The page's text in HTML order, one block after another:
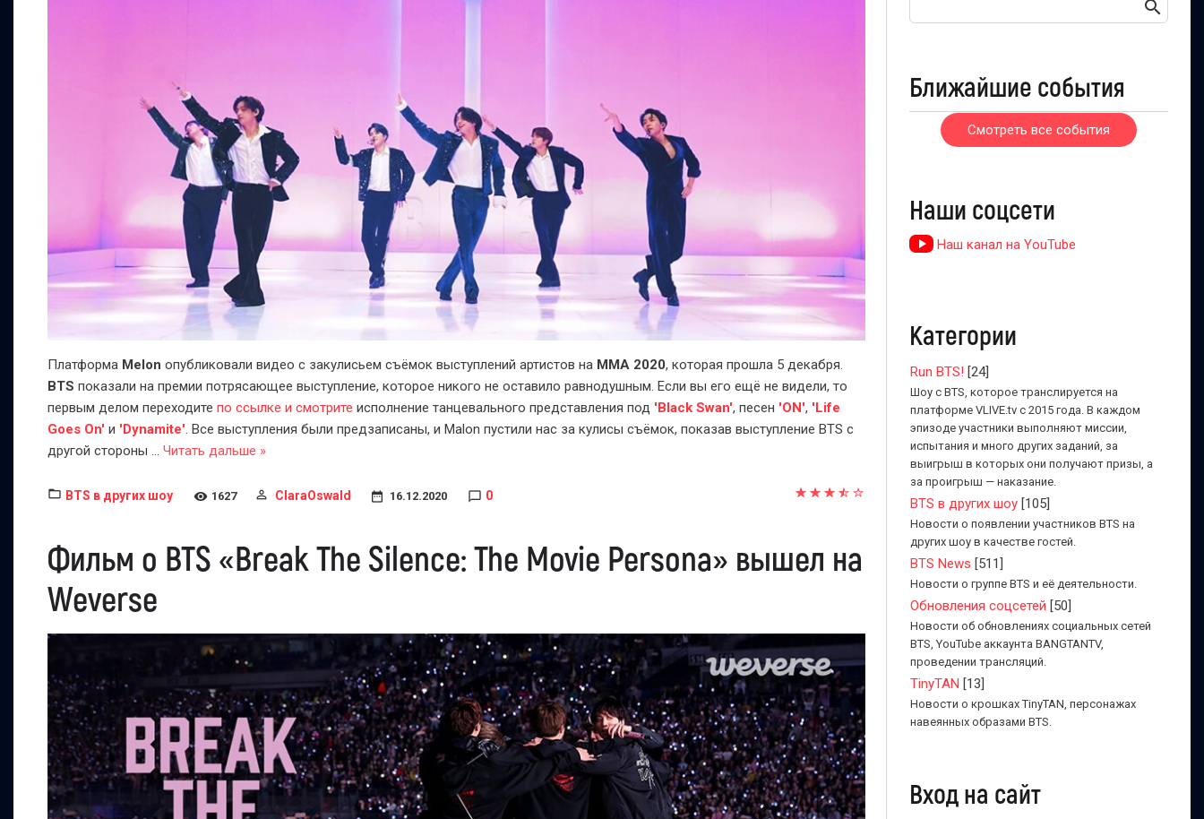
Платформа Melon опубликовали видео с закулисьем съёмок выступлений артистов на MMA 2020, которая прошла 5 декабря.
BTS показали на премии потрясающее выступление, которое никого не оставило равнодушным. Если вы его ещё не видели, то
первым делом переходите по ссылке и смотрите исполнение танцевального представления под 'Black Swan', песен 'ON', 'Life
Goes On' и 'Dynamite'. Все выступления были предзаписаны, и Malon пустили нас за кулисы съёмок, показав выступление BTS с
другой стороны ... Читать дальше »
BTS в других шоу 1627 ClaraOswald 16.12.2020 0
Фильм о BTS «Break The Silence: The Movie Persona» вышел на
Weverse
Ближайшие события
Смотреть все события
Наши соцсети
Наш канал на YouTube
Категории
Run BTS! [24]
Шоу с BTS, которое транслируется на
платформе VLIVE.tv с 2015 года. В каждом
эпизоде участники выполняют миссии,
испытания и много других заданий, за
выигрыш в которых они получают призы, а
за проигрыш — наказание.
BTS в других шоу [105]
Новости о появлении участников BTS на
других шоу в качестве гостей.
BTS News [511]
Новости о группе BTS и её деятельности.
Обновления соцсетей [50]
Новости об обновлениях социальных сетей
BTS, YouTube аккаунта BANGTANTV,
проведении трансляций.
TinyTAN [13]
Новости о крошках TinyTAN, персонажах
навеянных образами BTS.
Вход на сайт